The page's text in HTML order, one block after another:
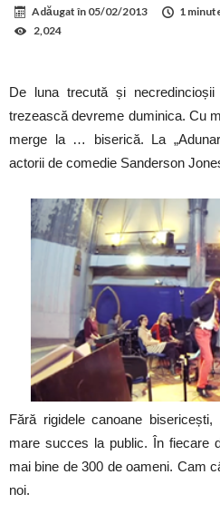
Adăugat în 05/02/2013 1
2,024
De luna trecută și
trezească devreme duminica. Cu
merge la … biserică. La
actorii de comedie Sanderson
Fără rigidele canoane bisericești,
mare succes la public. În fiecare
mai bine de 300 de oameni. Cam
noi.